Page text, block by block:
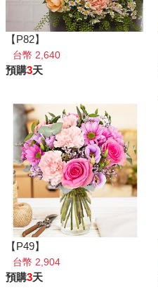
【P82】
台幣 2,640
預購3天
【P49】
台幣 2,904
預購3天